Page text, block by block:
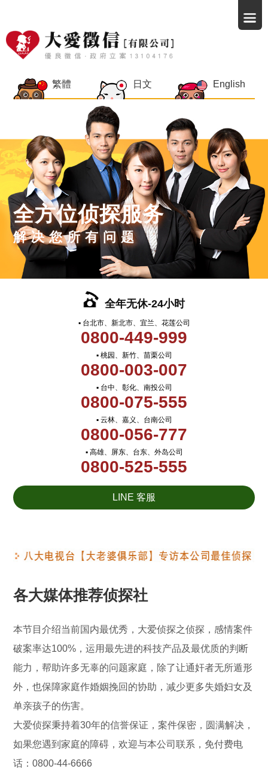
繁體 日文 English
全方位侦探服务
解决您所有问题
全年无休-24小时
▪ 台北市、新北市、宜兰、花莲公司
0800-449-999
▪ 桃园、新竹、苗栗公司
0800-003-007
▪ 台中、彰化、南投公司
0800-075-555
▪ 云林、嘉义、台南公司
0800-056-777
▪ 高雄、屏东、台东、外岛公司
0800-525-555
LINE 客服
各大媒体推荐侦探社
本节目介绍当前国内最优秀，大爱侦探之侦探，感情案件
破案率达100%，运用最先进的科技产品及最优质的判断
能力，帮助许多无辜的问题家庭，除了让通奸者无所遁形
外，也保障家庭作婚姻挽回的协助，减少更多失婚妇女及
单亲孩子的伤害。
大爱侦探秉持着30年的信誉保证，案件保密，圆满解决，
如果您遇到家庭的障碍，欢迎与本公司联系，免付费电
话：0800-44-6666